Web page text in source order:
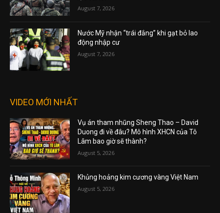
August 7, 2026
Nước Mỹ nhận “trái đắng” khi gạt bỏ lao
động nhập cư
August 7, 2026
VIDEO MỚI NHẤT
Vụ án tham nhũng Sheng Thao – David
Duong đi về đâu? Mô hình XHCN của Tô
Lâm bao giờ sẽ thành?
August 5, 2026
Khủng hoảng kim cương vàng Việt Nam
August 5, 2026